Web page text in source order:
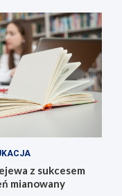
z sukcesem
mianowany